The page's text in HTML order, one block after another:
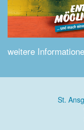
weitere
St.